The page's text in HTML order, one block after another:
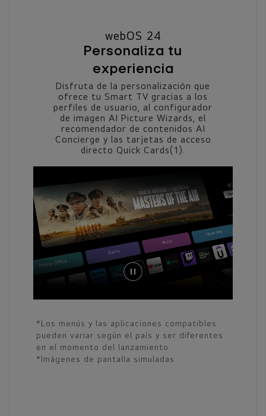
webOS 24
Personaliza tu
experiencia
Disfruta de la personalización que
ofrece tu Smart TV gracias a los
perfiles de usuario, al configurador
de imagen AI Picture Wizards, el
recomendador de contenidos AI
Concierge y las tarjetas de acceso
directo Quick Cards(1).
*Los menús y las aplicaciones compatibles
pueden variar según el país y ser diferentes
en el momento del lanzamiento.
*Imágenes de pantalla simuladas